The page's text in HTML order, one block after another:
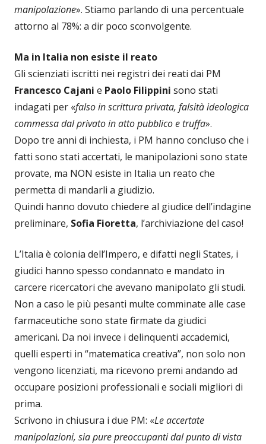
manipolazione». Stiamo parlando di una percentuale
attorno al 78%: a dir poco sconvolgente.
Ma in Italia non esiste il reato
Gli scienziati iscritti nei registri dei reati dai PM
Francesco Cajani e Paolo Filippini sono stati
indagati per «falso in scrittura privata, falsità ideologica
commessa dal privato in atto pubblico e truffa».
Dopo tre anni di inchiesta, i PM hanno concluso che i
fatti sono stati accertati, le manipolazioni sono state
provate, ma NON esiste in Italia un reato che
permetta di mandarli a giudizio.
Quindi hanno dovuto chiedere al giudice dell’indagine
preliminare, Sofia Fioretta, l’archiviazione del caso!
L’Italia è colonia dell’Impero, e difatti negli States, i
giudici hanno spesso condannato e mandato in
carcere ricercatori che avevano manipolato gli studi.
Non a caso le più pesanti multe comminate alle case
farmaceutiche sono state firmate da giudici
americani. Da noi invece i delinquenti accademici,
quelli esperti in “matematica creativa”, non solo non
vengono licenziati, ma ricevono premi andando ad
occupare posizioni professionali e sociali migliori di
prima.
Scrivono in chiusura i due PM: «Le accertate
manipolazioni, sia pure preoccupanti dal punto di vista